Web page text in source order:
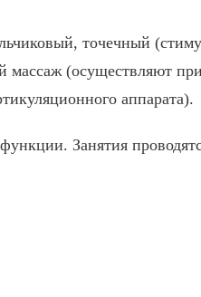
точечный
массаж (осуществляют
аппарата).
Занятия